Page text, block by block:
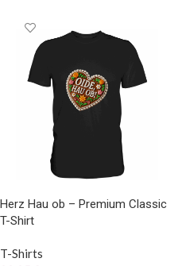
Herz Hau ob – Premium Classic
T-Shirt
T-Shirts